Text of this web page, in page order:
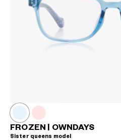
FROZEN | OWNDAYS
Sister queens model